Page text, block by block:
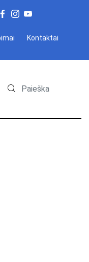
Kontaktai